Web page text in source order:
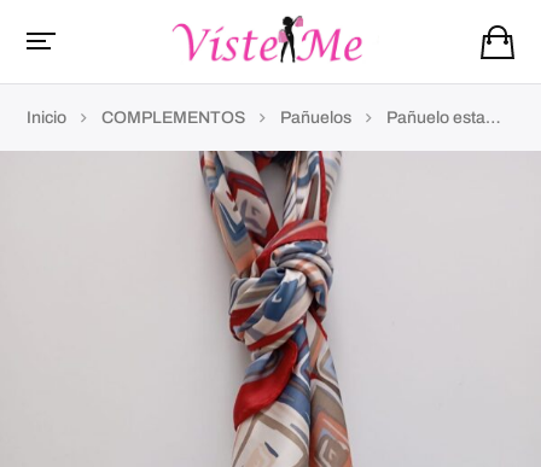
Inicio COMPLEMENTOS Pañuelos Pañuelo estampado